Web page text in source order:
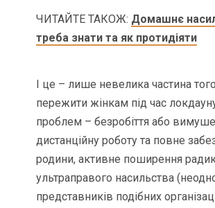
ЧИТАЙТЕ ТАКОЖ: Домашнє
треба знати та як протидіяти
І це – лише невелика частина
пережити жінкам під час
проблем – безробіття або
дистанційну роботу та повне
родини, активне поширення
ультраправого насильства
представників подібних